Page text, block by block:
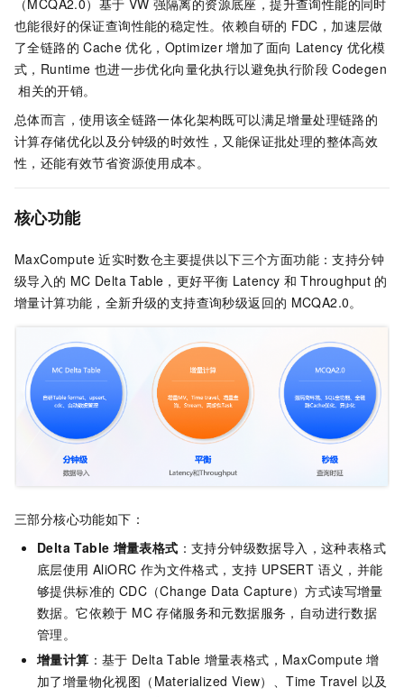
（MCQA2.0）基于 VW 强隔离的资源底座，提升查询性能的同时
也能很好的保证查询性能的稳定性。依赖自研的 FDC，加速层做
了全链路的 Cache 优化，Optimizer 增加了面向 Latency 优化模
式，Runtime 也进一步优化向量化执行以避免执行阶段 Codegen
相关的开销。
总体而言，使用该全链路一体化架构既可以满足增量处理链路的
计算存储优化以及分钟级的时效性，又能保证批处理的整体高效
性，还能有效节省资源使用成本。
核心功能
MaxCompute 近实时数仓主要提供以下三个方面功能：支持分钟
级导入的 MC Delta Table，更好平衡 Latency 和 Throughput 的
增量计算功能，全新升级的支持查询秒级返回的 MCQA2.0。
三部分核心功能如下：
Delta Table 增量表格式 ：支持分钟级数据导入，这种表格式
底层使用 AliORC 作为文件格式，支持 UPSERT 语义，并能
够提供标准的 CDC（Change Data Capture）方式读写增量
数据。它依赖于 MC 存储服务和元数据服务，自动进行数据
管理。
增量计算 ：基于 Delta Table 增量表格式，MaxCompute 增
加了增量物化视图（Materialized View）、Time Travel 以及